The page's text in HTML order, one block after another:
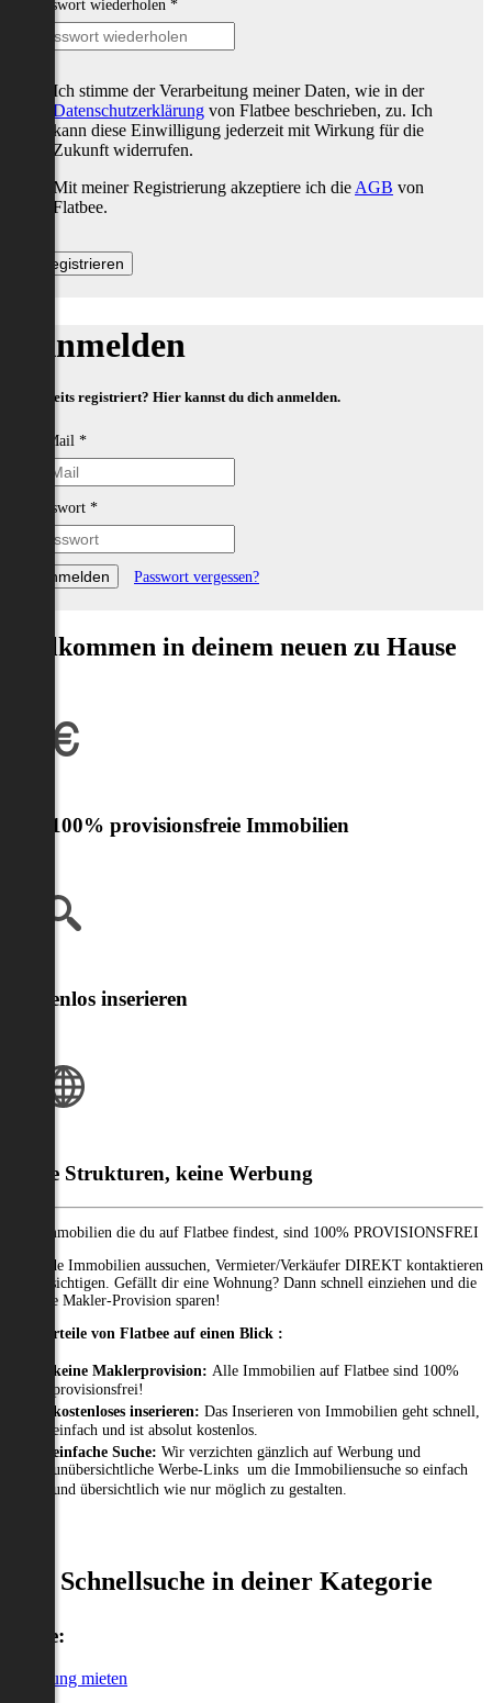
Passwort wiederholen *
Ich stimme der Verarbeitung meiner Daten, wie in der
Datenschutzerklärung von Flatbee beschrieben, zu. Ich
kann diese Einwilligung jederzeit mit Wirkung für die
Zukunft widerrufen.
Mit meiner Registrierung akzeptiere ich die AGB von
Flatbee.
Anmelden
Bereits registriert? Hier kannst du dich anmelden.
E-Mail *
Passwort *
Passwort vergessen?
Willkommen in deinem neuen zu Hause
Nur 100% provisionsfreie Immobilien
Kostenlos inserieren
Klare Strukturen, keine Werbung
Alle Immobilien die du auf Flatbee findest, sind 100% PROVISIONSFREI
Passende Immobilien aussuchen, Vermieter/Verkäufer DIREKT kontaktieren
und besichtigen. Gefällt dir eine Wohnung? Dann schnell einziehen und die
gesamte Makler-Provision sparen!
Die Vorteile von Flatbee auf einen Blick :
keine Maklerprovision: Alle Immobilien auf Flatbee sind 100%
provisionsfrei!
kostenloses inserieren: Das Inserieren von Immobilien geht schnell,
einfach und ist absolut kostenlos.
einfache Suche: Wir verzichten gänzlich auf Werbung und
unübersichtliche Werbe-Links um die Immobiliensuche so einfach
und übersichtlich wie nur möglich zu gestalten.
Schnellsuche in deiner Kategorie
Miete:
Wohnung mieten